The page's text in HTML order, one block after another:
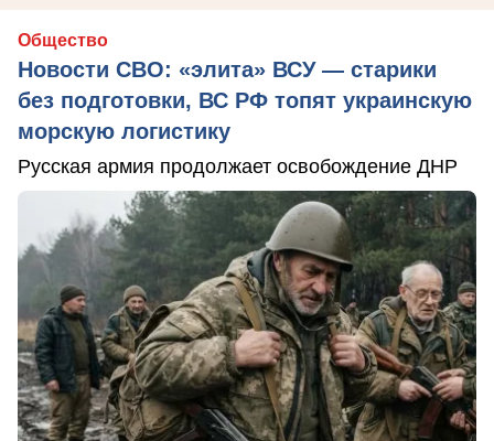
Общество
Новости СВО: «элита» ВСУ — старики
без подготовки, ВС РФ топят украинскую
морскую логистику
Русская армия продолжает освобождение ДНР